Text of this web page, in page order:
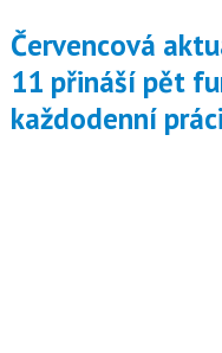
Červencová aktualizace Windows
11 přináší pět
každodenní